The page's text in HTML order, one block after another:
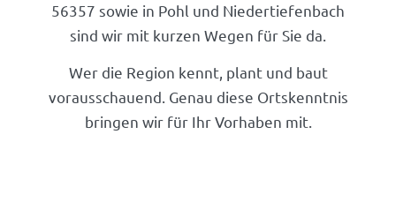
56357 sowie in Pohl und Niedertiefenbach
sind wir mit kurzen Wegen für Sie da.
Wer die Region kennt, plant und baut
vorausschauend. Genau diese Ortskenntnis
bringen wir für Ihr Vorhaben mit.